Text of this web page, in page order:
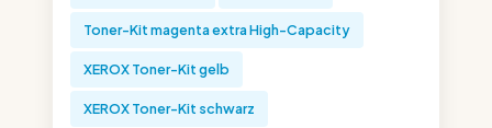
Toner-Kit magenta extra High-Capacity
XEROX Toner-Kit gelb
XEROX Toner-Kit schwarz